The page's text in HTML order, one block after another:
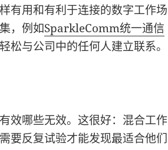
有用和有利于连接的数字工作场
，例如SparkleComm统一通信
松与公司中的任何人建立联系。
效哪些无效。这很好：混合工作
要反复试验才能发现最适合他们